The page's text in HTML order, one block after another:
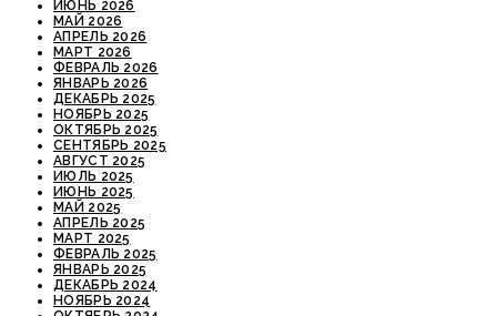
ИЮНЬ 2026
МАЙ 2026
АПРЕЛЬ 2026
МАРТ 2026
ФЕВРАЛЬ 2026
ЯНВАРЬ 2026
ДЕКАБРЬ 2025
НОЯБРЬ 2025
ОКТЯБРЬ 2025
СЕНТЯБРЬ 2025
АВГУСТ 2025
ИЮЛЬ 2025
ИЮНЬ 2025
МАЙ 2025
АПРЕЛЬ 2025
МАРТ 2025
ФЕВРАЛЬ 2025
ЯНВАРЬ 2025
ДЕКАБРЬ 2024
НОЯБРЬ 2024